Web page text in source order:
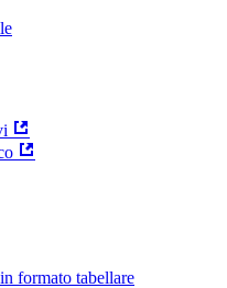
formato tabellare